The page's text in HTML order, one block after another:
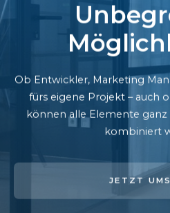
Ob Entwickler, Marketing
fürs eigene Projekt – auch
können alle Elemente ganz
kombiniert
JETZT